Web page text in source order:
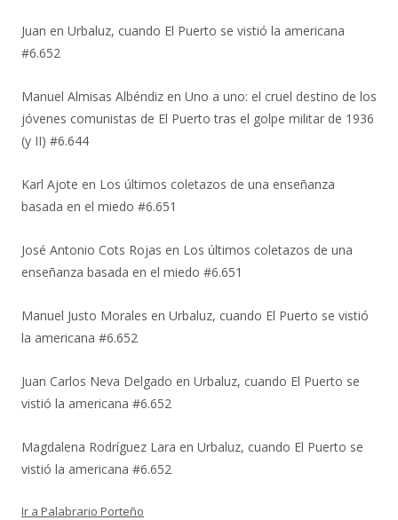
Juan en Urbaluz, cuando El Puerto se vistió la americana
#6.652
Manuel Almisas Albéndiz en Uno a uno: el cruel destino de los
jóvenes comunistas de El Puerto tras el golpe militar de 1936
(y II) #6.644
Karl Ajote en Los últimos coletazos de una enseñanza
basada en el miedo #6.651
José Antonio Cots Rojas en Los últimos coletazos de una
enseñanza basada en el miedo #6.651
Manuel Justo Morales en Urbaluz, cuando El Puerto se vistió
la americana #6.652
Juan Carlos Neva Delgado en Urbaluz, cuando El Puerto se
vistió la americana #6.652
Magdalena Rodríguez Lara en Urbaluz, cuando El Puerto se
vistió la americana #6.652
Ir a Palabrario Porteño